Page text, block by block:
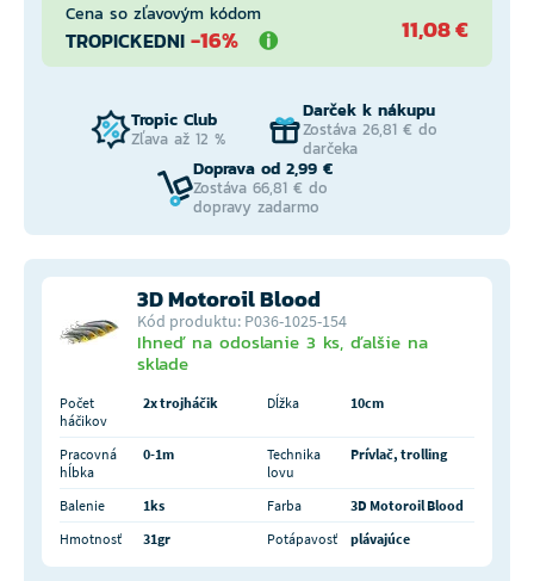
Cena so zľavovým kódom
TROPICKEDNI -16% 11,08 €
Tropic Club
Zľava až 12 %
Darček k nákupu
Zostáva 26,81 € do
darčeka
Doprava od 2,99 €
Zostáva 66,81 € do
dopravy zadarmo
3D Motoroil Blood
Kód produktu: P036-1025-154
Ihneď na odoslanie 3 ks, ďalšie na
sklade
Počet
háčikov
2x trojháčik Dĺžka 10cm
Pracovná
hĺbka
0-1m
Technika
lovu
Prívlač, trolling
Balenie 1ks Farba
3D Motoroil Blood
Hmotnosť
31gr Potápavosť plávajúce